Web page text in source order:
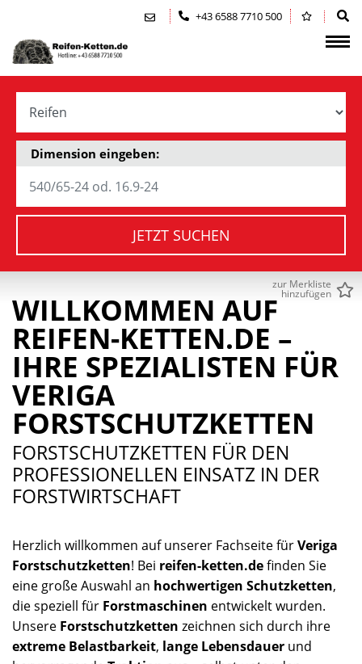
Zum Inhalt springen (Alt+0)
Zum Hauptmenü springen (Alt+1)+43 6588 7710 500
Dimension eingeben:
JETZT SUCHEN
zur Merkliste
hinzufügen
WILLKOMMEN AUF
REIFEN-KETTEN.DE –
IHRE SPEZIALISTEN FÜR
VERIGA
FORSTSCHUTZKETTEN
FORSTSCHUTZKETTEN FÜR DEN
PROFESSIONELLEN EINSATZ IN DER
FORSTWIRTSCHAFT
Herzlich willkommen auf unserer Fachseite fürVeriga
Forstschutzketten! Bei reifen-ketten.definden Sie
eine große Auswahl an hochwertigen Schutzketten,
die speziell für Forstmaschinen entwickelt wurden.
Unsere Forstschutzketten zeichnen sich durch ihre
extreme Belastbarkeit, lange Lebensdauer und